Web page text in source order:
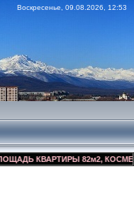
Воскресенье, 09.08.2026, 12:53
82м2,